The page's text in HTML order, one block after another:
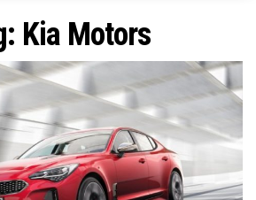
Kia Motors